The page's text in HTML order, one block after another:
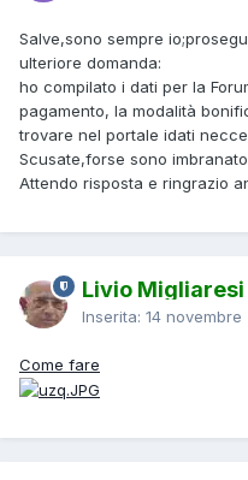
Salve,sono sempre
ulteriore domanda:
ho compilato i dati per la
pagamento, la modalità
trovare nel portale idati
Scusate,forse sono imbranato
Attendo risposta e ringrazio
Livio Migliaresi
Inserita: 14 novembre
Come fare